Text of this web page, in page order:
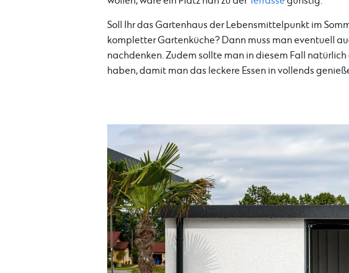
Soll Ihr das Gartenhaus der Lebensmittelpunkt im
kompletter Gartenküche? Dann muss man eventuell
nachdenken. Zudem sollte man in diesem Fall
haben, damit man das leckere Essen in vollends